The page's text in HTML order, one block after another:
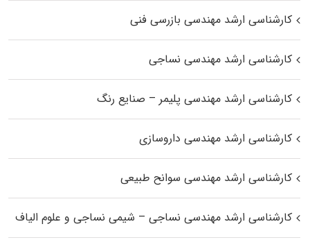
کارشناسی ارشد مهندسی بازرسی فنی
کارشناسی ارشد مهندسی نساجی
کارشناسی ارشد مهندسی پلیمر – صنایع رنگ
کارشناسی ارشد مهندسی داروسازی
کارشناسی ارشد مهندسی سوانح طبیعی
کارشناسی ارشد مهندسی نساجی – شیمی نساجی و علوم الیاف